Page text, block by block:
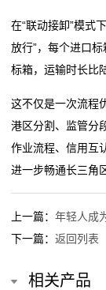
在“联动接卸”模式
放行”，每个进口
标箱，运输时长比
这不仅是一次流程
港区分割、监管分
作业流程、信用互
进一步畅通长三角
上一篇： 年轻人成
下一篇： 返回列表
相关产品